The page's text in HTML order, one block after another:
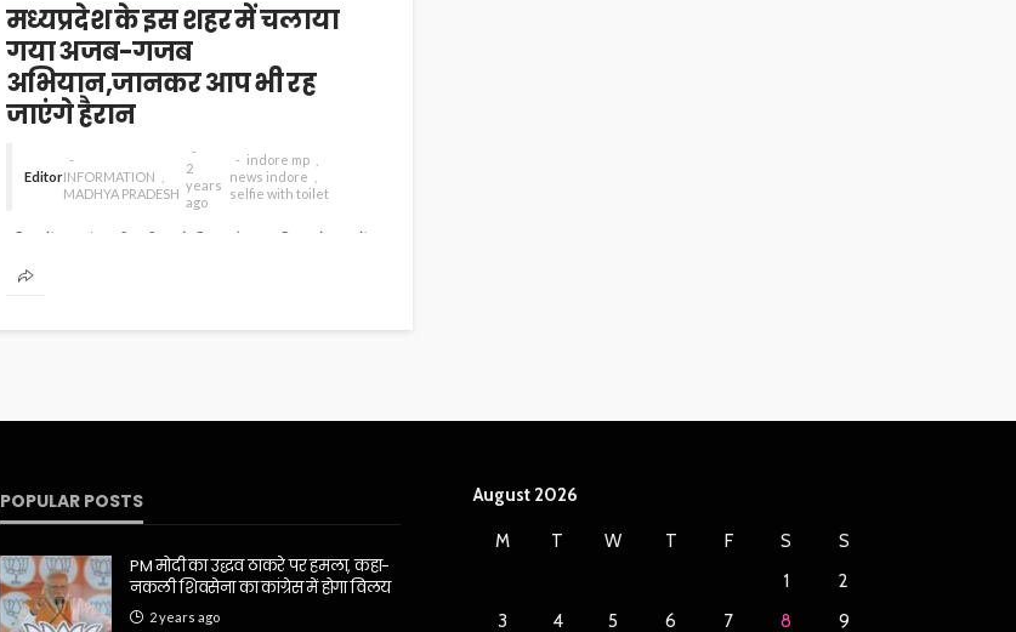
मध्यप्रदेश के इस शहर में चलाया
गया अजब-गजब
अभियान,जानकर आप भी रह
जाएंगे हैरान
EditorINFORMATION
MADHYA PRADESH
2
years
ago
indore mp
news indore
selfie with toilet
दुनिया में 19 नवंबर की तारीख को 'विश्व शौचालय दिवस' के रूप में
मनाया जाता है। इस दिवस का मुख्य...
POPULAR POSTS
PM मोदी का उद्धव ठाकरे पर हमला, कहा-
नकली शिवसेना का कांग्रेस में होगा विलय
2 years ago
August 2026
M T W T F S
S
1
2
3
4 5 6 7 8 9